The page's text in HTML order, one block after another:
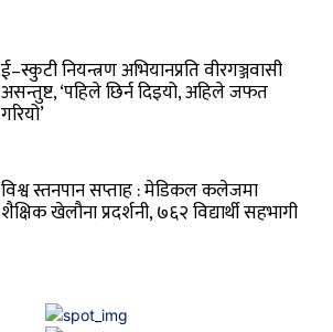
ई–स्कुटी नियन्त्रण अभियानप्रति वीरगञ्जवासी
असन्तुष्ट, ‘पहिले छिर्न दिइयो, अहिले जफत
गरियो’
विश्व स्तनपान सप्ताह : मेडिकल कलेजमा
शैक्षिक खेलौना प्रदर्शनी, ७६२ विद्यार्थी सहभागी